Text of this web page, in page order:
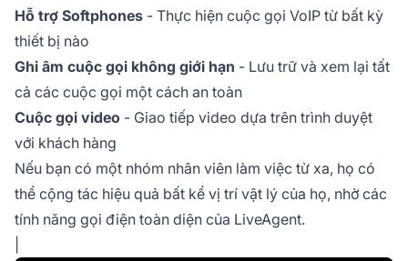
Hỗ trợ Softphones - Thực hiện cuộc gọi VoIP từ bất kỳ
thiết bị nào
Ghi âm cuộc gọi không giới hạn - Lưu trữ và xem lại tất
cả các cuộc gọi một cách an toàn
Cuộc gọi video - Giao tiếp video dựa trên trình duyệt
với khách hàng
Nếu bạn có một nhóm nhân viên làm việc từ xa, họ có
thể cộng tác hiệu quả bất kể vị trí vật lý của họ, nhờ các
tính năng gọi điện toàn diện của LiveAgent.